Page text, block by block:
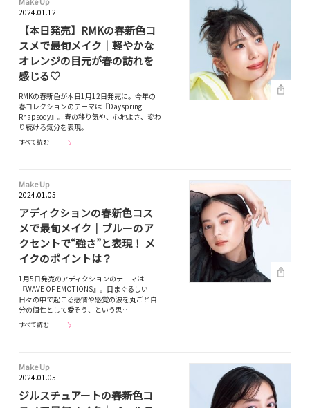
2024.01.12
【本日発売】RMKの春新色コ
スメで最旬メイク｜軽やかな
オレンジの目元が春の訪れを
感じる♡
RMKの春新色が本日1月12日発売に。今年の
春コレクションのテーマは『Dayspring
Rhapsody』。春の移り気や、心地よさ、変わ
り続ける気分を表現。…
すべて読む
Make Up
2024.01.05
アディクションの春新色コス
メで最旬メイク｜ブルーのア
クセントで“強さ”と表現！ メ
イクのポイントは？
1月5日発売のアディクションのテーマは
『WAVE OF EMOTIONS』。目まぐるしい
日々の中で起こる感情や感覚の波を丸ごと自
分の個性として愛そう、という思…
すべて読む
Make Up
2024.01.05
ジルスチュアートの春新色コ